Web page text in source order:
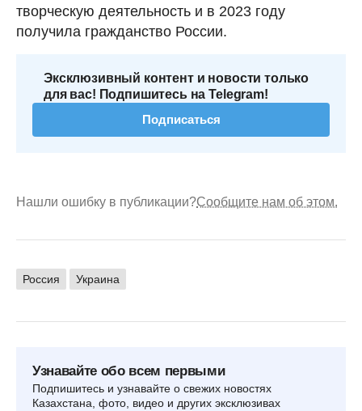
творческую деятельность и в 2023 году
получила гражданство России.
Эксклюзивный контент и новости только
для вас! Подпишитесь на Telegram!
Подписаться
Нашли ошибку в публикации?Сообщите нам об этом.
Россия Украина
Узнавайте обо всем первыми
Подпишитесь и узнавайте о свежих новостях
Казахстана, фото, видео и других эксклюзивах